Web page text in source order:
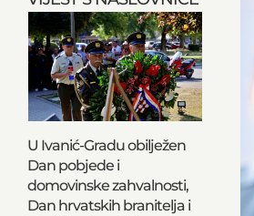
U Ivanić-Gradu obilježen
Dan pobjede i
domovinske zahvalnosti,
Dan hrvatskih branitelja i